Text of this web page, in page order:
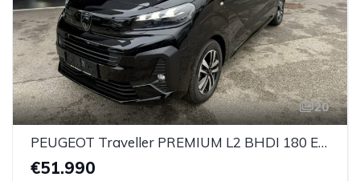
20
PEUGEOT Traveller PREMIUM L2 BHDI 180 EAT8 *AHK*
€51.990